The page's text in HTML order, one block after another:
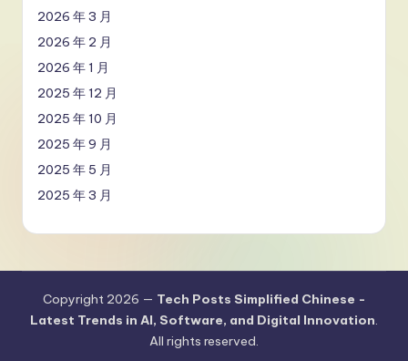
2026 年 3 月
2026 年 2 月
2026 年 1 月
2025 年 12 月
2025 年 10 月
2025 年 9 月
2025 年 5 月
2025 年 3 月
Copyright 2026 — Tech Posts Simplified Chinese -
Latest Trends in AI, Software, and Digital Innovation.
All rights reserved.